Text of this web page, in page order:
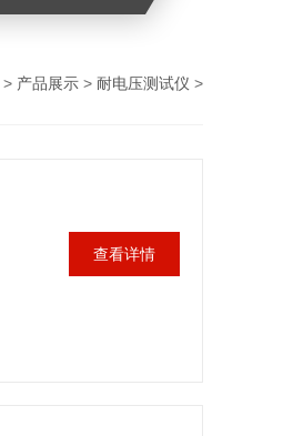
> 产品展示 > 耐电压测试仪 >
查看详情